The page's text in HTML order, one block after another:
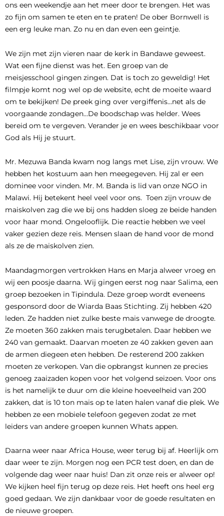
ons een weekendje aan het meer door te brengen. Het was
zo fijn om samen te eten en te praten! De ober Bornwell is
een erg leuke man. Zo nu en dan even een geintje.
We zijn met zijn vieren naar de kerk in Bandawe geweest.
Wat een fijne dienst was het. Een groep van de
meisjesschool gingen zingen. Dat is toch zo geweldig! Het
filmpje komt nog wel op de website, echt de moeite waard
om te bekijken! De preek ging over vergiffenis…net als de
voorgaande zondagen…De boodschap was helder. Wees
bereid om te vergeven. Verander je en wees beschikbaar voor
God als Hij je stuurt.
Mr. Mezuwa Banda kwam nog langs met Lise, zijn vrouw. We
hebben het kostuum aan hen meegegeven. Hij zal er een
dominee voor vinden. Mr. M. Banda is lid van onze NGO in
Malawi. Hij betekent heel veel voor ons. Toen zijn vrouw de
maiskolven zag die we bij ons hadden sloeg ze beide handen
voor haar mond. Ongelooflijk. Die reactie hebben we veel
vaker gezien deze reis. Mensen slaan de hand voor de mond
als ze de maiskolven zien.
Maandagmorgen vertrokken Hans en Marja alweer vroeg en
wij een poosje daarna. Wij gingen eerst nog naar Salima, een
groep bezoeken in Tipindula. Deze groep wordt eveneens
gesponsord door de Wiarda Baas Stichting. Zij hebben 420
leden. Ze hadden niet zulke beste mais vanwege de droogte.
Ze moeten 360 zakken mais terugbetalen. Daar hebben we
240 van gemaakt. Daarvan moeten ze 40 zakken geven aan
de armen diegeen eten hebben. De resterend 200 zakken
moeten ze verkopen. Van die opbrangst kunnen ze precies
genoeg zaaizaden kopen voor het volgend seizoen. Voor ons
is het namelijk te duur om die kleine hoeveelheid van 200
zakken, dat is 10 ton mais op te laten halen vanaf die plek. We
hebben ze een mobiele telefoon gegeven zodat ze met
leiders van andere groepen kunnen Whats appen.
Daarna weer naar Africa House, weer terug bij af. Heerlijk om
daar weer te zijn. Morgen nog een PCR test doen, en dan de
volgende dag weer naar huis! Dan zit onze reis er alweer op!
We kijken heel fijn terug op deze reis. Het heeft ons heel erg
goed gedaan. We zijn dankbaar voor de goede resultaten en
de nieuwe groepen.